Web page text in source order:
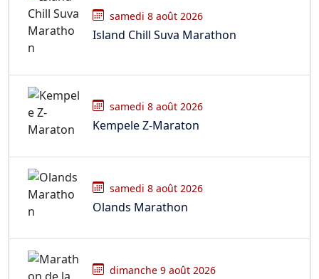
samedi 8 août 2026
Island Chill Suva Marathon
samedi 8 août 2026
Kempele Z-Maraton
samedi 8 août 2026
Olands Marathon
dimanche 9 août 2026